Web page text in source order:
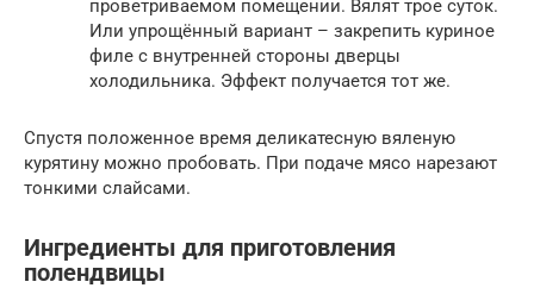
проветриваемом помещении. Вялят трое суток.
Или упрощённый вариант – закрепить куриное
филе с внутренней стороны дверцы
холодильника. Эффект получается тот же.
Спустя положенное время деликатесную вяленую
курятину можно пробовать. При подаче мясо нарезают
тонкими слайсами.
Ингредиенты для приготовления
полендвицы